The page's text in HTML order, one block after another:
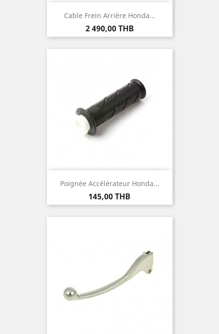
Cable Frein Arrière Honda...
Prix
2 490,00 THB
Poignée Accélérateur Honda...
Prix
145,00 THB